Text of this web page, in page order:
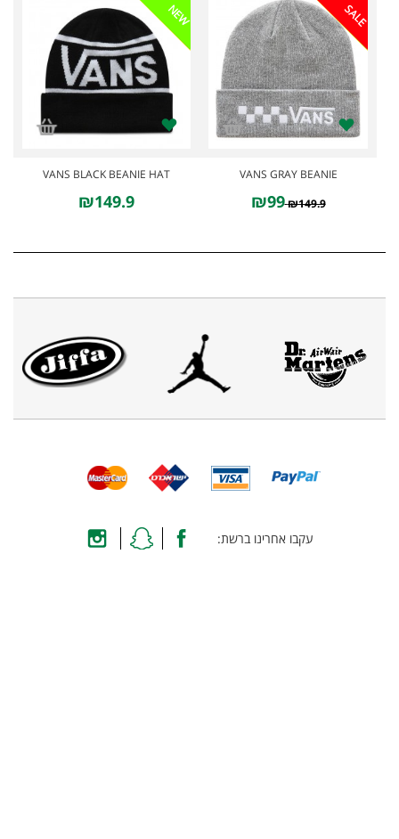
SALE
VANS GRAY BEANIE
₪149.9
₪99
NEW
VANS BLACK BEANIE HAT
₪149.9
עקבו אחרינו ברשת: